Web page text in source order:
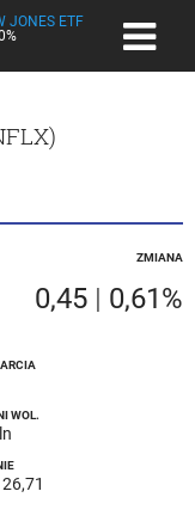
JONES ETF
ZMIANA
0,45 | 0,61%
WOL.